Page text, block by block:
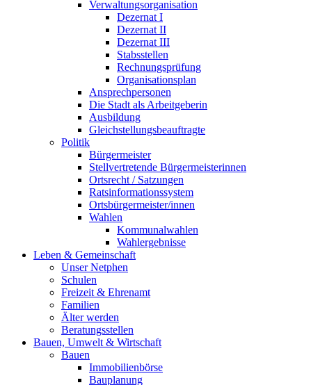
Verwaltungsorganisation
Dezernat I
Dezernat II
Dezernat III
Stabsstellen
Rechnungsprüfung
Organisationsplan
Ansprechpersonen
Die Stadt als Arbeitgeberin
Ausbildung
Gleichstellungsbeauftragte
Politik
Bürgermeister
Stellvertretende Bürgermeisterinnen
Ortsrecht / Satzungen
Ratsinformationssystem
Ortsbürgermeister/innen
Wahlen
Kommunalwahlen
Wahlergebnisse
Leben & Gemeinschaft
Unser Netphen
Schulen
Freizeit & Ehrenamt
Familien
Älter werden
Beratungsstellen
Bauen, Umwelt & Wirtschaft
Bauen
Immobilienbörse
Bauplanung